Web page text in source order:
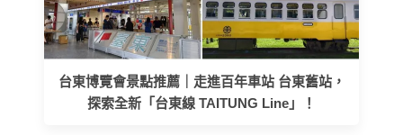
台東博覽會景點推薦｜走進百年車站 台東舊站，
探索全新「台東線 TAITUNG Line」！